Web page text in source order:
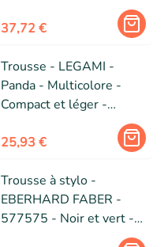
37,72 €
Trousse - LEGAMI -
Panda - Multicolore -
Compact et léger -
25,93 €
Trousse à stylo -
EBERHARD FABER -
577575 - Noir et vert -
Motif voiture de course -